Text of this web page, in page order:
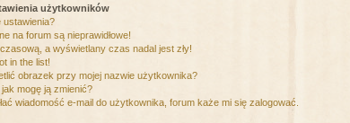
użytkowników
ustawienia?
na forum są nieprawidłowe!
a wyświetlany czas nadal jest zły!
in the list!
obrazek przy mojej nazwie użytkownika?
mogę ją zmienić?
wiadomość e-mail do użytkownika, forum każe mi się zalogować.